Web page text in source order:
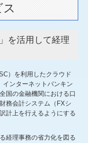
を活用して経理
）を利用したクラウド
インターネットバンキン
国の金融機関における口
務会計システム（FXシ
計上を行えるようにする
経理事務の省力化を図る